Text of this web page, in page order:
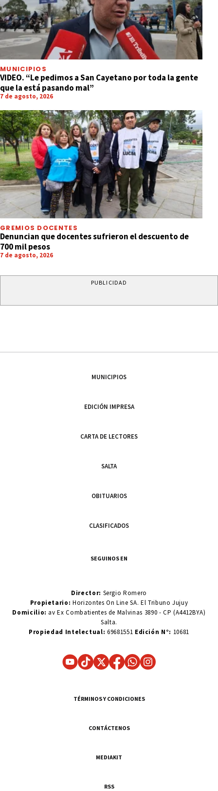
MUNICIPIOS
VIDEO. “Le pedimos a San Cayetano por toda la gente
que la está pasando mal”
7 de agosto, 2026
GREMIOS DOCENTES
Denuncian que docentes sufrieron el descuento de
700 mil pesos
7 de agosto, 2026
PUBLICIDAD
MUNICIPIOS
EDICIÓN IMPRESA
CARTA DE LECTORES
SALTA
OBITUARIOS
CLASIFICADOS
SEGUINOS EN
Director: Sergio Romero
Propietario:Horizontes On Line SA. El Tribuno Jujuy
Domicilio: av Ex Combatientes de Malvinas 3890 - CP (A4412BYA)
Salta.
Propiedad Intelectual: 69681551 Edición N°: 10681
TÉRMINOS Y CONDICIONES
CONTÁCTENOS
MEDIAKIT
RSS